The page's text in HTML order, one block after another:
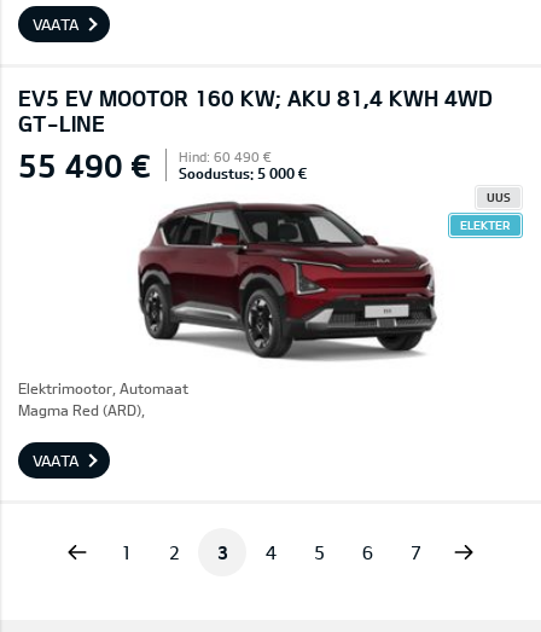
VAATA
EV5 EV MOOTOR 160 KW; AKU 81,4 KWH 4WD
GT-LINE
55 490 € Hind: 60 490 €
Soodustus: 5 000 €
UUS
ELEKTER
Elektrimootor, Automaat
Magma Red (ARD),
VAATA
1 2 3 4 5 6 7